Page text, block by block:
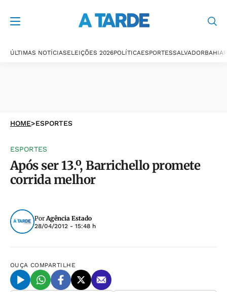
ÚLTIMAS NOTÍCIASELEIÇÕES 2026POLÍTICAESPORTESSALVADORBAHIA
HOME>ESPORTES
ESPORTES
Após ser 13.º, Barrichello promete
corrida melhor
PorAgência Estado
28/04/2012 - 15:48 h
OUÇA COMPARTILHE